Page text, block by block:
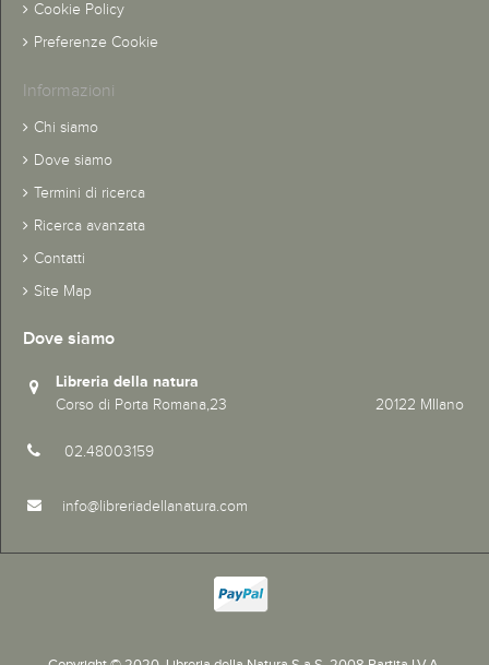
Cookie Policy
Preferenze Cookie
Informazioni
Chi siamo
Dove siamo
Termini di ricerca
Ricerca avanzata
Contatti
Site Map
Dove siamo
Libreria della natura
Corso di Porta Romana,23 20122 MIlano
02.48003159
info@libreriadellanatura.com